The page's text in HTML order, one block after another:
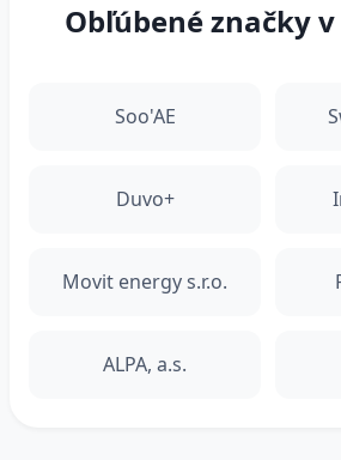
Obľúbené značky
Soo'AE
Duvo+
Movit energy s.r.o.
ALPA, a.s.